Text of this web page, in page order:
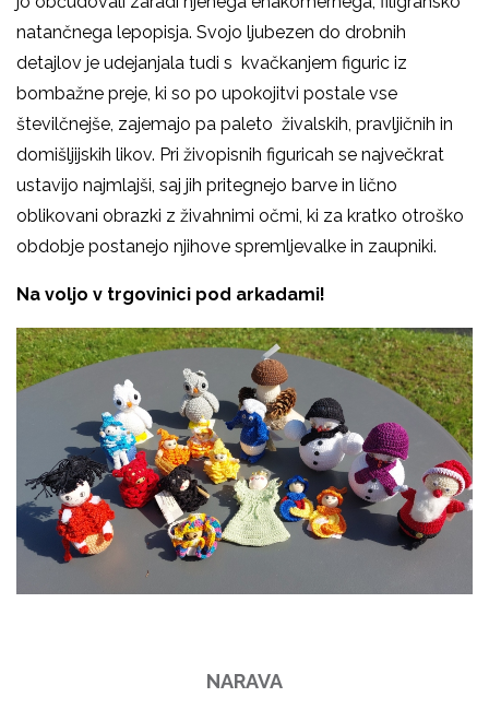
natančnega lepopisja. Svojo ljubezen do drobnih
detajlov je udejanjala tudi s kvačkanjem figuric iz
bombažne preje, ki so po upokojitvi postale vse
številčnejše, zajemajo pa paleto živalskih, pravljičnih in
domišljijskih likov. Pri živopisnih figuricah se največkrat
ustavijo najmlajši, saj jih pritegnejo barve in lično
oblikovani obrazki z živahnimi očmi, ki za kratko otroško
obdobje postanejo njihove spremljevalke in zaupniki.
Na voljo v trgovinici pod arkadami!
NARAVA